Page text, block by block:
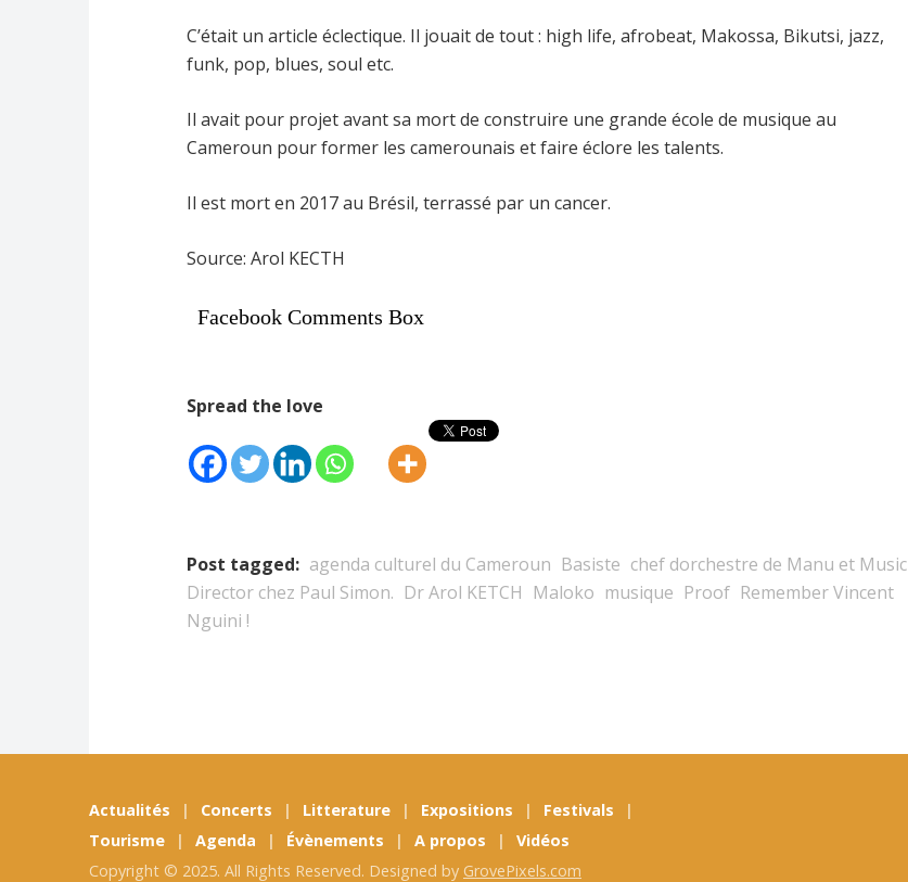
C’était un article éclectique. Il jouait de tout : high life, afrobeat, Makossa, Bikutsi, jazz,
funk, pop, blues, soul etc.
Il avait pour projet avant sa mort de construire une grande école de musique au
Cameroun pour former les camerounais et faire éclore les talents.
Il est mort en 2017 au Brésil, terrassé par un cancer.
Source: Arol KECTH
Facebook Comments Box
Spread the love
Post tagged: agenda culturel du Cameroun Basiste chef dorchestre de Manu et Music
Director chez Paul Simon. Dr Arol KETCH Maloko musique Proof Remember Vincent
Nguini !
Actualités Concerts Litterature Expositions
Festivals
Tourisme
Agenda Évènements A propos
Vidéos
Copyright © 2025. All Rights Reserved. Designed by GrovePixels.com